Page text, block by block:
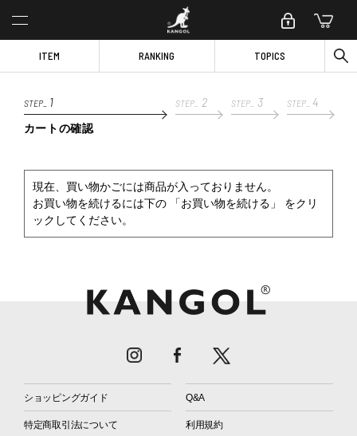
ITEM RANKING TOPICS
STEP_ 1
カートの確認
STEP_ 2 STEP_ 3 STEP_ 4
現在、買い物かごには商品が入っておりません。
お買い物を続けるには下の 「お買い物を続ける」 をクリ
ックしてください。
ショッピングガイド Q&A
特定商取引法について 利用規約